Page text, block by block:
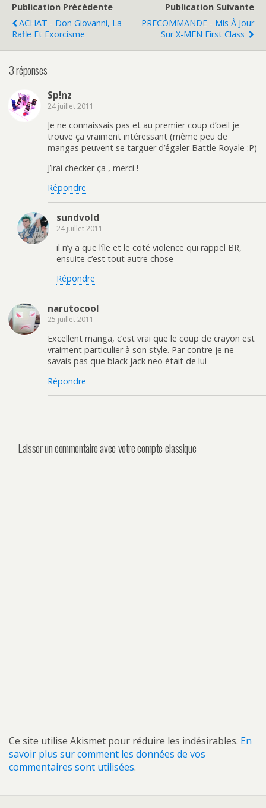
Publication Précédente
ACHAT - Don Giovanni, La
Rafle Et Exorcisme
Publication Suivante
PRECOMMANDE - Mis À Jour
Sur X-MEN First Class
3 réponses
Sp!nz
24 juillet 2011
Je ne connaissais pas et au premier coup d’oeil je
trouve ça vraiment intéressant (même peu de
mangas peuvent se targuer d’égaler Battle Royale :P)
J’irai checker ça , merci !
Répondre
sundvold
24 juillet 2011
il n’y a que l’île et le coté violence qui rappel BR,
ensuite c’est tout autre chose
Répondre
narutocool
25 juillet 2011
Excellent manga, c’est vrai que le coup de crayon est
vraiment particulier à son style. Par contre je ne
savais pas que black jack neo était de lui
Répondre
Laisser un commentaire avec votre compte classique
Ce site utilise Akismet pour réduire les indésirables. En
savoir plus sur comment les données de vos
commentaires sont utilisées.